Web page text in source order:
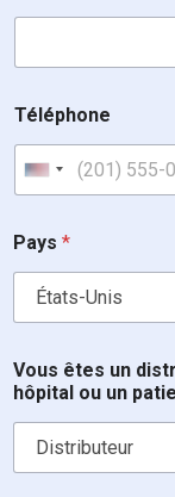
Téléphone
United States
Pays *
T
é
l
Vous êtes un
hôpital ou un